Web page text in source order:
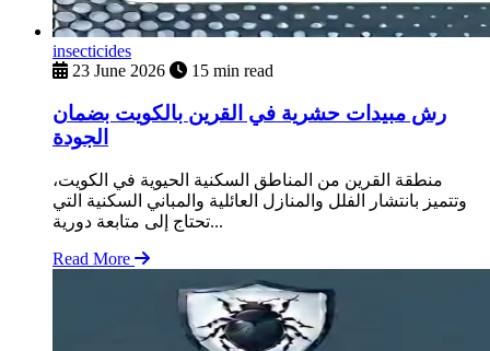
insecticides
23 June 2026
15 min read
رش مبيدات حشرية في القرين بالكويت بضمان
الجودة
منطقة القرين من المناطق السكنية الحيوية في الكويت،
وتتميز بانتشار الفلل والمنازل العائلية والمباني السكنية التي
تحتاج إلى متابعة دورية...
Read More